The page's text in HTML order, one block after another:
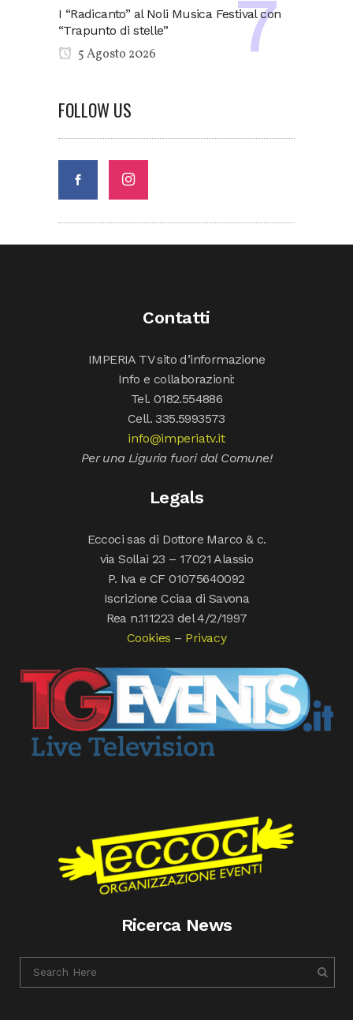
I “Radicanto” al Noli Musica Festival con
“Trapunto di stelle”
5 Agosto 2026
FOLLOW US
Contatti
IMPERIA TV sito d’informazione
Info e collaborazioni:
Tel. 0182.554886
Cell. 335.5993573
info@imperiatv.it
Per una Liguria fuori dal Comune!
Legals
Eccoci sas di Dottore Marco & c.
via Sollai 23 – 17021 Alassio
P. Iva e CF 01075640092
Iscrizione Cciaa di Savona
Rea n.111223 del 4/2/1997
Cookies – Privacy
Ricerca News